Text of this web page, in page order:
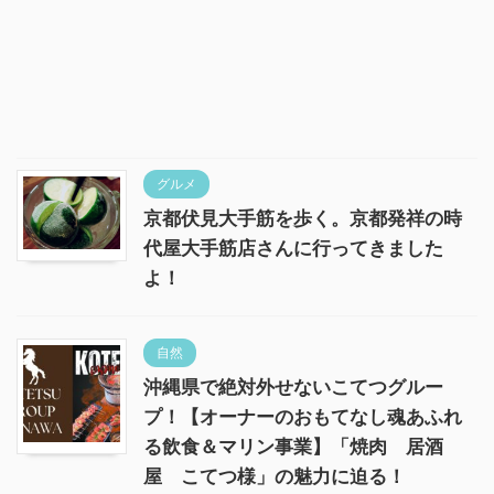
グルメ
京都伏見大手筋を歩く。京都発祥の時
代屋大手筋店さんに行ってきました
よ！
自然
沖縄県で絶対外せないこてつグルー
プ！【オーナーのおもてなし魂あふれ
る飲食＆マリン事業】「焼肉 居酒
屋 こてつ様」の魅力に迫る！